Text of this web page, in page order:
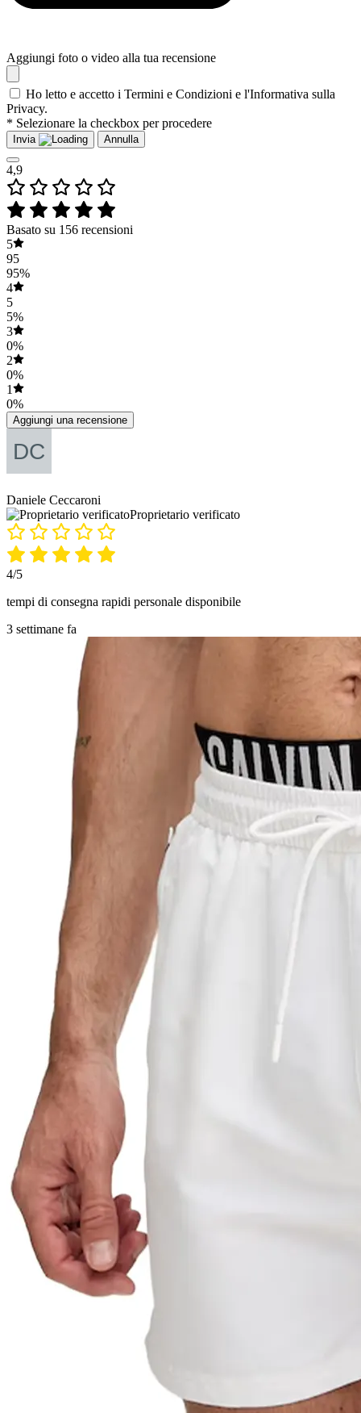
Aggiungi foto o video alla tua recensione
Ho letto e accetto i Termini e Condizioni e l'Informativa sulla
Privacy.
* Selezionare la checkbox per procedere
Invia Annulla
4,9
Basato su 156 recensioni
5
95
95%
4
5
5%
3
0%
2
0%
1
0%
Aggiungi una recensione
Daniele Ceccaroni
Proprietario verificato
4/5
tempi di consegna rapidi personale disponibile
3 settimane fa